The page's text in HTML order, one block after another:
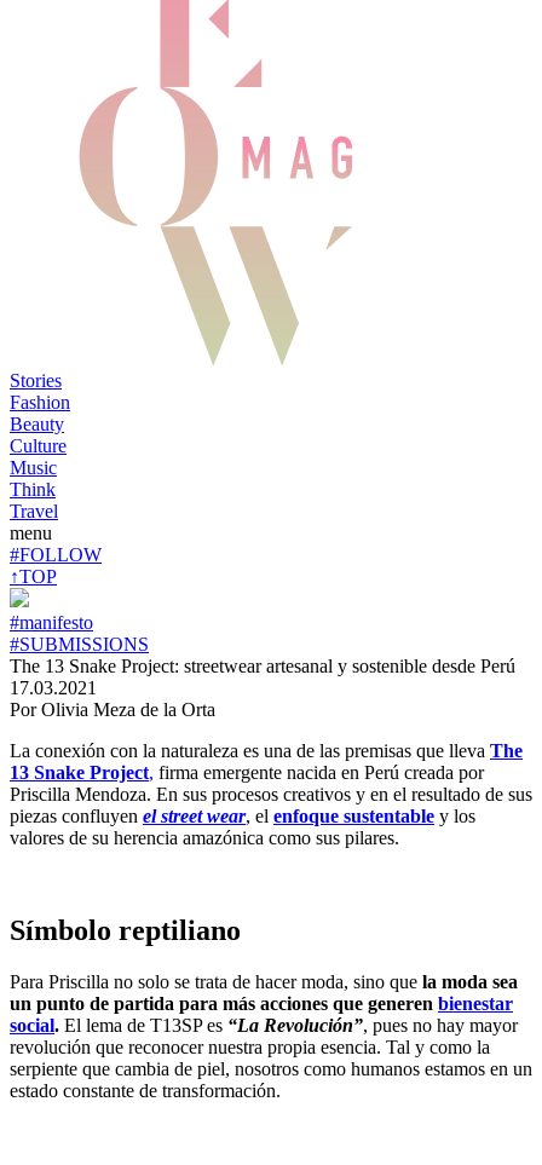
Stories
Fashion
Beauty
Culture
Music
Think
Travel
menu
#FOLLOW
↑TOP
#manifesto
#SUBMISSIONS
The 13 Snake Project: streetwear artesanal y sostenible desde Perú
17.03.2021
Por Olivia Meza de la Orta
La conexión con la naturaleza es una de las premisas que lleva The
13 Snake Project, firma emergente nacida en Perú creada por
Priscilla Mendoza. En sus procesos creativos y en el resultado de sus
piezas confluyen el street wear, el enfoque sustentable y los
valores de su herencia amazónica como sus pilares.
Símbolo reptiliano
Para Priscilla no solo se trata de hacer moda, sino que la moda sea
un punto de partida para más acciones que generen bienestar
social. El lema de T13SP es “La Revolución”, pues ​no hay mayor
revolución que reconocer nuestra propia esencia. Tal y como la
serpiente que cambia de piel, nosotros como humanos estamos en un
estado constante de transformación.